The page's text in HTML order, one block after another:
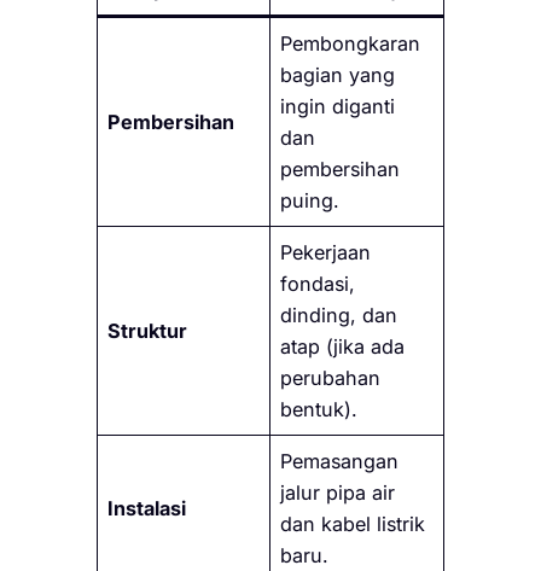
Pembersihan
Pembongkaran
bagian yang
ingin diganti
dan
pembersihan
puing.
Struktur
Pekerjaan
fondasi,
dinding, dan
atap (jika ada
perubahan
bentuk).
Instalasi
Pemasangan
jalur pipa air
dan kabel listrik
baru.